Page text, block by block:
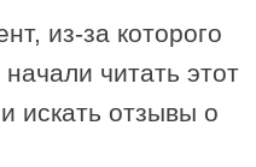
из-за которого
читать этот
искать отзывы о